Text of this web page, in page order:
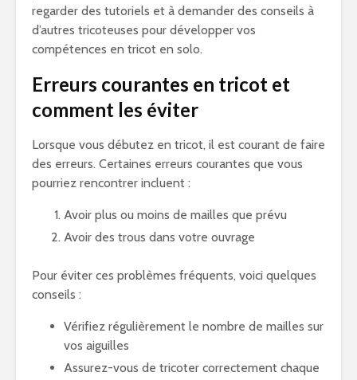
regarder des tutoriels et à demander des conseils à
d’autres tricoteuses pour développer vos
compétences en tricot en solo.
Erreurs courantes en tricot et
comment les éviter
Lorsque vous débutez en tricot, il est courant de faire
des erreurs. Certaines erreurs courantes que vous
pourriez rencontrer incluent :
Avoir plus ou moins de mailles que prévu
Avoir des trous dans votre ouvrage
Pour éviter ces problèmes fréquents, voici quelques
conseils :
Vérifiez régulièrement le nombre de mailles sur
vos aiguilles
Assurez-vous de tricoter correctement chaque